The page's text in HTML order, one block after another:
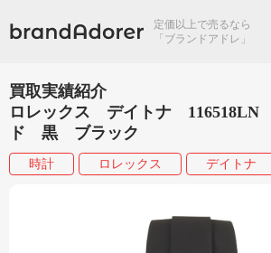
定価以上で売るなら
「ブランドアドレ」
買取実績紹介
ロレックス デイトナ 116518LN
ド 黒 ブラック
時計 ロレックス デイトナ